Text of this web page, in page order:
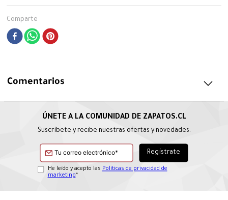
Comparte
Comentarios
Suscríbete y recibe nuestras ofertas y novedades.
He leído y acepto las Políticas de privacidad de
marketing*